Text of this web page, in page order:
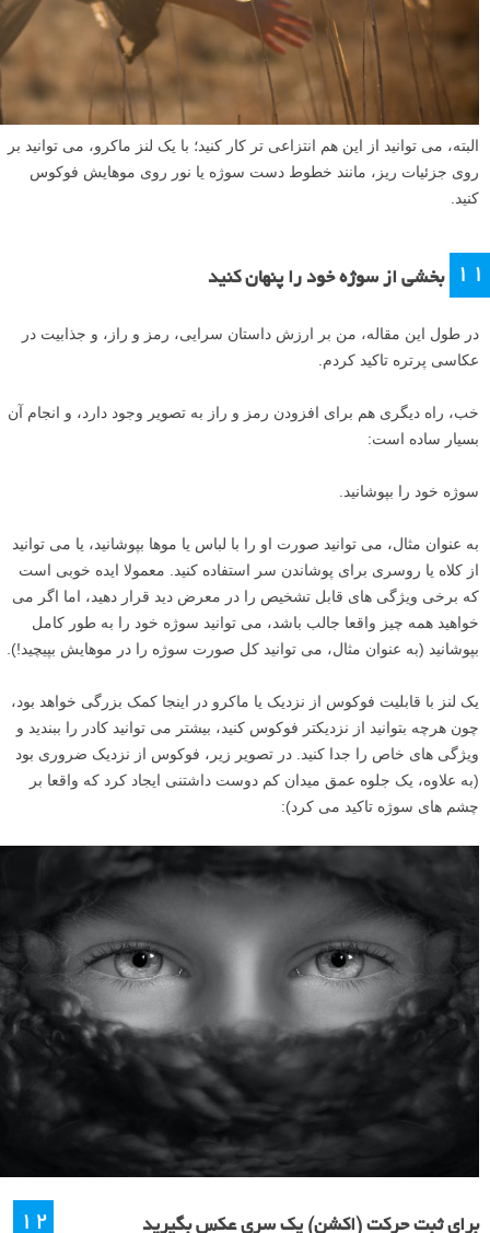
البته، می توانید از این هم انتزاعی تر کار کنید؛ با یک لنز ماکرو، می توانید بر
روی جزئیات ریز، مانند خطوط دست سوژه یا نور روی موهایش فوکوس
کنید.
۱۱ بخشی از سوژه خود را پنهان کنید
در طول این مقاله، من بر ارزش داستان سرایی، رمز و راز، و جذابیت در
عکاسی پرتره تاکید کردم.
خب، راه دیگری هم برای افزودن رمز و راز به تصویر وجود دارد، و انجام آن
بسیار ساده است:
سوژه خود را بپوشانید.
به عنوان مثال، می توانید صورت او را با لباس یا موها بپوشانید، یا می توانید
از کلاه یا روسری برای پوشاندن سر استفاده کنید. معمولا ایده خوبی است
که برخی ویژگی های قابل تشخیص را در معرض دید قرار دهید، اما اگر می
خواهید همه چیز واقعا جالب باشد، می توانید سوژه خود را به طور کامل
بپوشانید (به عنوان مثال، می توانید کل صورت سوژه را در موهایش بپیچید!).
یک لنز با قابلیت فوکوس از نزدیک یا ماکرو در اینجا کمک بزرگی خواهد بود،
چون هرچه بتوانید از نزدیکتر فوکوس کنید، بیشتر می توانید کادر را ببندید و
ویژگی های خاص را جدا کنید. در تصویر زیر، فوکوس از نزدیک ضروری بود
(به علاوه، یک جلوه عمق میدان کم دوست داشتنی ایجاد کرد که واقعا بر
چشم های سوژه تاکید می کرد):
۱۲ برای ثبت حرکت (اکشن) یک سری عکس بگیرید